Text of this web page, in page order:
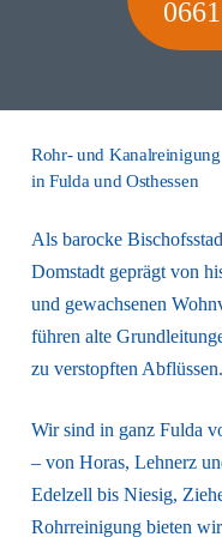
Rohr- und Kanalreinigung
in Fulda und Osthessen
Als barocke
Domstadt geprägt von
und gewachsenen
führen alte
zu verstopften Abflüssen.
Wir sind in ganz Fulda
– von Horas, Lehnerz
Edelzell bis Niesig,
Rohrreinigung bieten